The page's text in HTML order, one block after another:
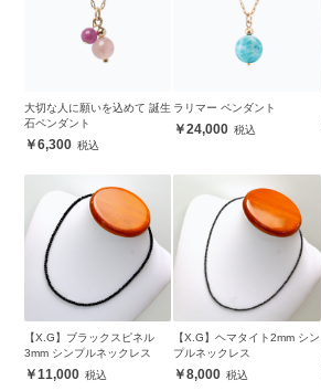
大切な人に願いを込めて 誕生
石ペンダント
6,300
ラリマー ペンダント
24,000
【X.G】ブラックスピネル
3mm シンプルネックレス
11,000
【X.G】ヘマタイト2mm シン
プルネックレス
8,000